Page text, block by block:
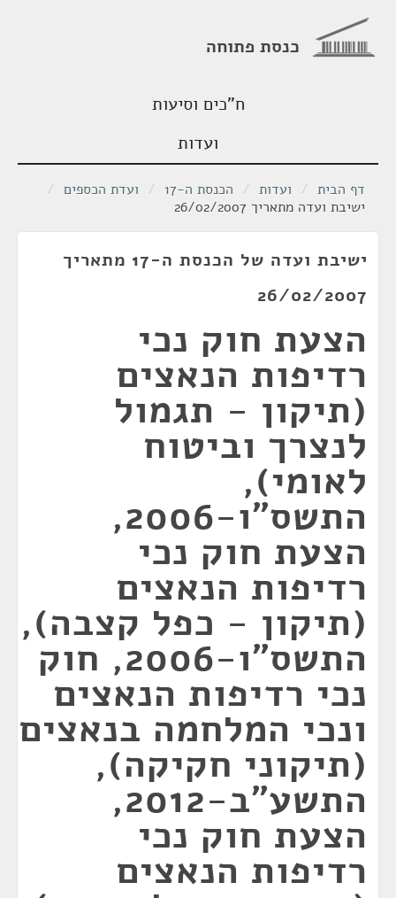
כנסת פתוחה
ח"כים וסיעות
ועדות
דף הבית / ועדות / הכנסת ה-17 / ועדת הכספים /
ישיבת ועדה מתאריך 26/02/2007
ישיבת ועדה של הכנסת ה-17 מתאריך
26/02/2007
הצעת חוק נכי
רדיפות הנאצים
(תיקון - תגמול
לנצרך וביטוח
לאומי),
התשס"ו-2006,
הצעת חוק נכי
רדיפות הנאצים
(תיקון - כפל קצבה),
התשס"ו-2006, חוק
נכי רדיפות הנאצים
ונכי המלחמה בנאצים
(תיקוני חקיקה),
התשע"ב-2012,
הצעת חוק נכי
רדיפות הנאצים